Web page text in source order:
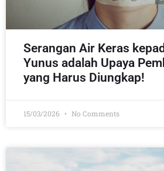
Serangan Air Keras
Yunus adalah Upaya
yang Harus Diungkap!
15/03/2026 No Comments